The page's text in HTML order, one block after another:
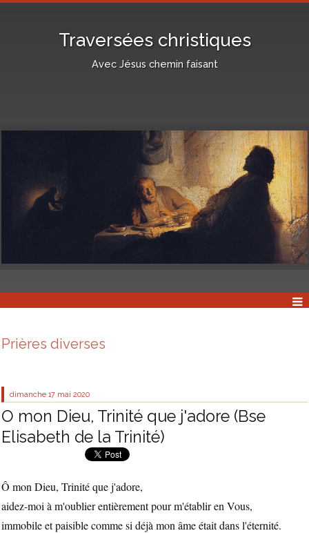
Traversées christiques
Avec Jésus chemin faisant
Prières diverses
dimanche 17 mai 2020
O mon Dieu, Trinité que j'adore (Bse
Elisabeth de la Trinité)
Ô mon Dieu, Trinité que j'adore,
aidez-moi à m'oublier entièrement pour m'établir en Vous,
immobile et paisible comme si déjà mon âme était dans l'éternité.